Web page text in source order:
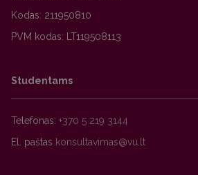
Kodas: 211950810
PVM kodas: LT119508113
Studentams
Telefonas: +370 5 219 3144
El. paštas